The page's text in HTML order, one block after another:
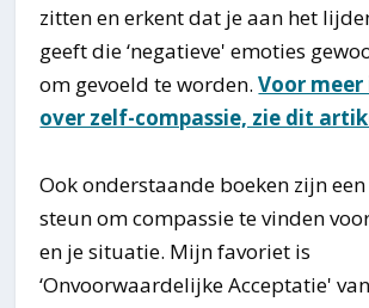
zitten en erkent dat je aan het
geeft die ‘negatieve' emoties
om gevoeld te worden.Voor
over zelf-compassie, zie dit
Ook onderstaande boeken zijn
steun om compassie te vinden
en je situatie. Mijn favoriet is
‘Onvoorwaardelijke Acceptatie'